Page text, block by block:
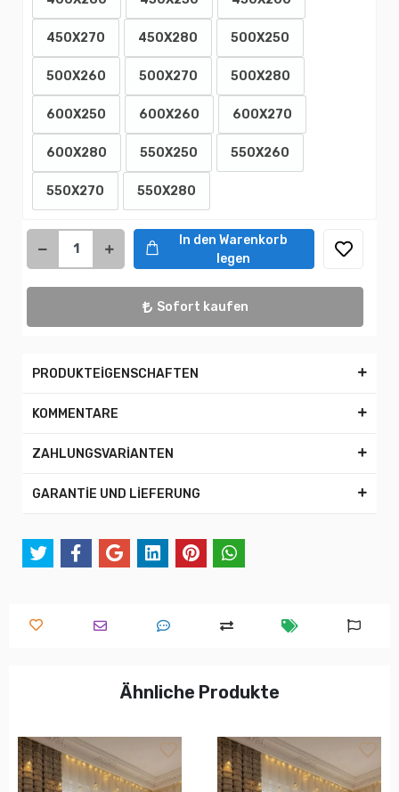
450X270 450X280 500X250
500X260 500X270 500X280
600X250 600X260 600X270
600X280 550X250 550X260
550X270 550X280
In den Warenkorb
legen
Sofort kaufen
PRODUKTEİGENSCHAFTEN
KOMMENTARE
ZAHLUNGSVARİANTEN
GARANTİE UND LİEFERUNG
Ähnliche Produkte